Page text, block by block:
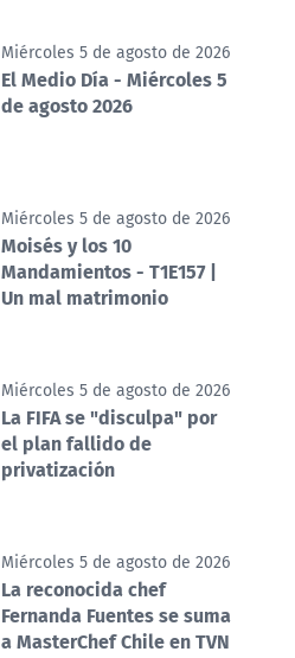
Miércoles 5 de agosto de 2026
El Medio Día - Miércoles 5
de agosto 2026
Miércoles 5 de agosto de 2026
Moisés y los 10
Mandamientos - T1E157 |
Un mal matrimonio
Miércoles 5 de agosto de 2026
La FIFA se "disculpa" por
el plan fallido de
privatización
Miércoles 5 de agosto de 2026
La reconocida chef
Fernanda Fuentes se suma
a MasterChef Chile en TVN